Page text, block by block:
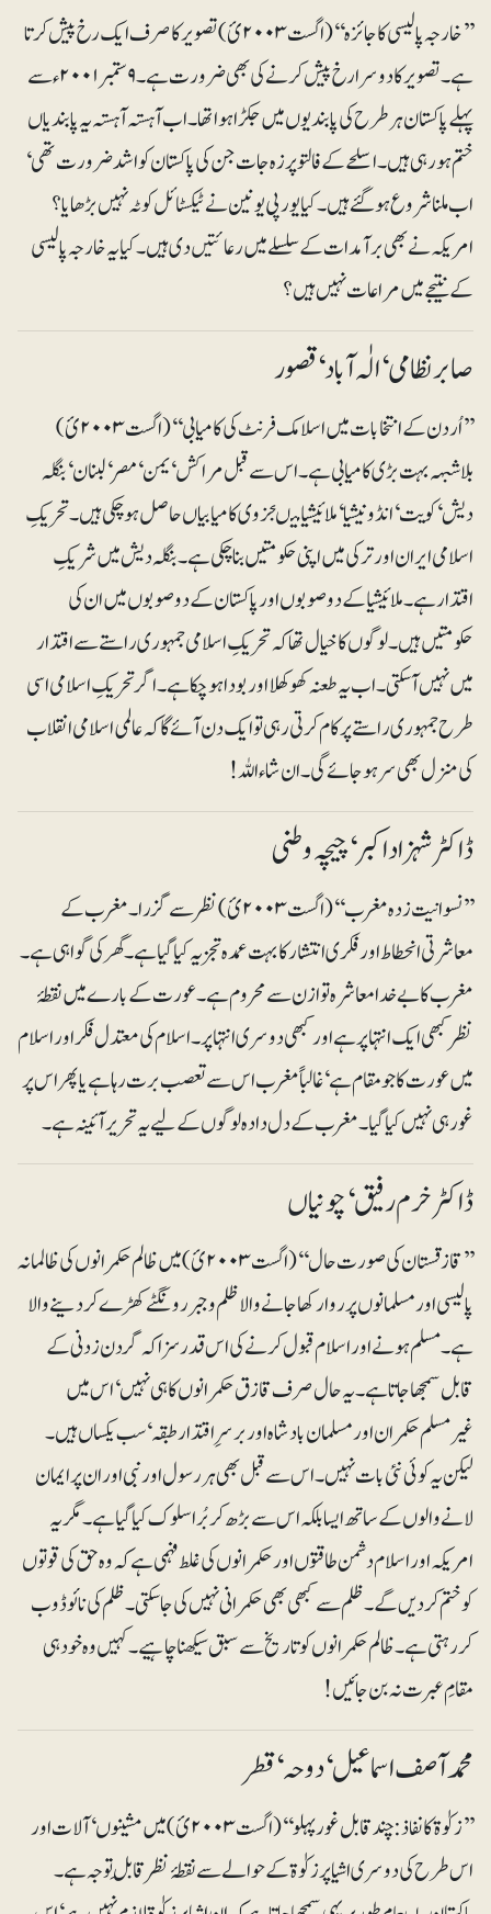
’’خارجہ پالیسی کا جائزہ ‘‘(اگست ۲۰۰۳ئ) تصویر کا صرف ایک رخ پیش کرتا
ہے۔ تصویر کا دوسرا رخ پیش کرنے کی بھی ضرورت ہے۔ ۹ستمبر ۲۰۰۱ء سے
پہلے پاکستان ہر طرح کی پابندیوں میں جکڑا ہوا تھا۔ اب آہستہ آہستہ یہ پابندیاں
ختم ہو رہی ہیں۔ اسلحے کے فالتو پرزہ جات جن کی پاکستان کو اشد ضرورت تھی‘
اب ملنا شروع ہوگئے ہیں۔ کیا یورپی یونین نے ٹیکسٹائل کوٹہ نہیں بڑھایا؟
امریکہ نے بھی برآمدات کے سلسلے میں رعائتیں دی ہیں۔ کیایہ خارجہ پالیسی
کے نتیجے میں مراعات نہیں ہیں؟
صابر نظامی‘ الٰہ آباد ‘ قصور
’’اُردن کے انتخابات میں اسلامک فرنٹ کی کامیابی‘‘ (اگست ۲۰۰۳ئ)
بلاشبہہ بہت بڑی کامیابی ہے۔ اس سے قبل مراکش‘یمن‘ مصر‘ لبنان‘ بنگلہ
دیش‘ کویت‘ انڈونیشیا‘ملائیشیا میںجزوی کامیابیاں حاصل ہوچکی ہیں۔ تحریکِ
اسلامی ایران اور ترکی میں اپنی حکومتیں بنا چکی ہے۔ بنگلہ دیش میں شریکِ
اقتدار ہے۔ ملائیشیا کے دو صوبوں اور پاکستان کے دو صوبوں میں ان کی
حکومتیں ہیں۔ لوگوں کا خیال تھا کہ تحریکِ اسلامی جمہوری راستے سے اقتدار
میں نہیں آسکتی۔ اب یہ طعنہ کھوکھلا اور بودا ہو چکا ہے۔ اگر تحریکِ اسلامی اسی
طرح جمہوری راستے پر کام کرتی رہی تو ایک دن آئے گا کہ عالمی اسلامی انقلاب
کی منزل بھی سر ہوجائے گی۔ ان شاء اللہ!
ڈاکٹر شہزاد اکبر ‘ چیچہ وطنی
’’نسوانیت زدہ مغرب‘‘ (اگست ۲۰۰۳ئ) نظر سے گزرا۔ مغرب کے
معاشرتی انحطاط اور فکری انتشار کا بہت عمدہ تجزیہ کیا گیا ہے۔ گھرکی گواہی ہے۔
مغرب کا بے خدا معاشرہ توازن سے محروم ہے۔ عورت کے بارے میں نقطۂ
نظر کبھی ایک انتہا پر ہے اور کبھی دوسری انتہا پر۔ اسلام کی معتدل فکر اور اسلام
میں عورت کا جو مقام ہے‘ غالباً مغرب اس سے تعصب برت رہا ہے یا پھر اس پر
غور ہی نہیں کیا گیا۔مغرب کے دل دادہ لوگوں کے لیے یہ تحریر آئینہ ہے۔
ڈاکٹر خرم رفیق ‘ چونیاں
’’قازقستان کی صورت حال‘‘ (اگست ۲۰۰۳ئ) میں ظالم حکمرانوں کی ظالمانہ
پالیسی اور مسلمانوں پر روا رکھا جانے والا ظلم و جبر رونگٹے کھڑے کر دینے والا
ہے۔ مسلم ہونے اور اسلام قبول کرنے کی اس قدر سزا کہ گردن زدنی کے
قابل سمجھا جاتا ہے۔ یہ حال صرف قازق حکمرانوں کا ہی نہیں‘ اس میں
غیرمسلم حکمران اورمسلمان بادشاہ اور برسرِاقتدار طبقہ‘ سب یکساں ہیں۔
لیکن یہ کوئی نئی بات نہیں۔اس سے قبل بھی ہر رسول اور نبی اور ان پر ایمان
لانے والوں کے ساتھ ایسا بلکہ اس سے بڑھ کر بُرا سلوک کیا گیا ہے۔ مگر یہ
امریکہ اور اسلام دشمن طاقتوں اور حکمرانوں کی غلط فہمی ہے کہ وہ حق کی قوتوں
کو ختم کر دیں گے۔ ظلم سے کبھی بھی حکمرانی نہیں کی جا سکتی۔ ظلم کی نائو ڈوب
کر رہتی ہے۔ ظالم حکمرانوں کو تاریخ سے سبق سیکھنا چاہیے۔ کہیں وہ خود ہی
مقامِ عبرت نہ بن جائیں!
محمد آصف اسماعیل ‘ دوحہ‘ قطر
’’زکوٰۃ کا نفاذ: چند قابل غور پہلو‘‘ (اگست ۲۰۰۳ئ) میں مشینوں‘ آلات اور
اس طرح کی دوسری اشیا پر زکوٰۃ کے حوالے سے نقطۂ نظر قابلِ توجہ ہے۔